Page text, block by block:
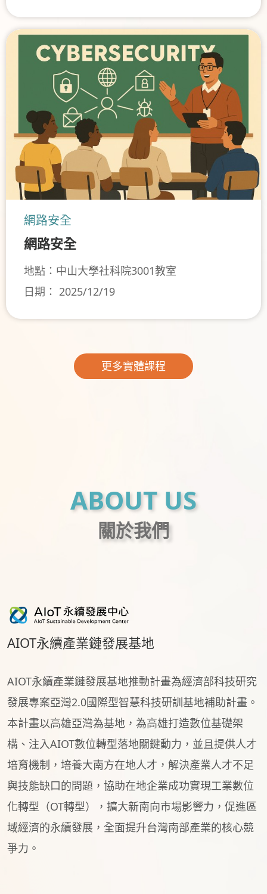
網路安全
網路安全
地點：中山大學社科院3001教室
日期： 2025/12/19
更多實體課程
ABOUT US
關於我們
AIOT永續產業鏈發展基地
AIOT永續產業鏈發展基地推動計畫為經濟部科技研究
發展專案亞灣2.0國際型智慧科技研訓基地補助計畫。
本計畫以高雄亞灣為基地，為高雄打造數位基礎架
構、注入AIOT數位轉型落地關鍵動力，並且提供人才
培育機制，培養大南方在地人才，解決產業人才不足
與技能缺口的問題，協助在地企業成功實現工業數位
化轉型（OT轉型），擴大新南向市場影響力，促進區
域經濟的永續發展，全面提升台灣南部產業的核心競
爭力。